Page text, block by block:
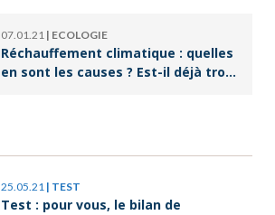
07.01.21 | ECOLOGIE
Réchauffement climatique : quelles
en sont les causes ? Est-il déjà trop
25.05.21 | TEST
Test : pour vous, le bilan de